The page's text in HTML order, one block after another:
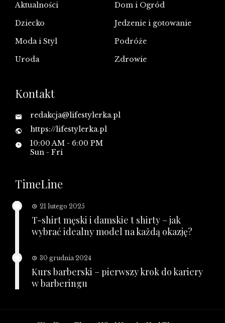
Aktualności
Dom i Ogród
Dziecko
Jedzenie i gotowanie
Moda i Styl
Podróże
Uroda
Zdrowie
Kontakt
redakcja@lifestylerka.pl
https://lifestylerka.pl
10:00 AM - 6:00 PM
Sun - Fri
TimeLine
21 lutego 2025
T-shirt męski i damskie t shirty – jak
wybrać idealny model na każdą okazję?
30 grudnia 2024
Kurs barberski – pierwszy krok do kariery
w barberingu